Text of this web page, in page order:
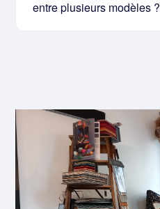
entre plusieurs modèles ?